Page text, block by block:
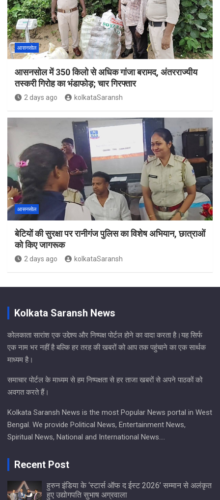
आसनसोल
आसनसोल में 350 किलो से अधिक गांजा बरामद, अंतरराज्यीय
तस्करी गिरोह का भंडाफोड़; चार गिरफ्तार
2 days ago kolkataSaransh
आसनसोल
बेटियों की सुरक्षा पर रानीगंज पुलिस का विशेष अभियान, छात्राओं
को किए जागरूक
2 days ago kolkataSaransh
Kolkata Saransh News
कोलकाता सारांश एक उद्देश्य और निष्पक्ष पोर्टल होने का वादा करता है।यह सिर्फ
एक नाम भर नहीं है बल्कि हर तरह की खबरों को आप तक पहुंचाने का एक सार्थक
माध्यम है।
समाचार पोर्टल के माध्यम से हम निष्पक्षता से हर ताजा खबरों से अपने पाठकों को
अवगत करते हैं।
Kolkata Saransh News is the most Popular News portal in West
Bengal. We provide Political News, Entertainment News,
Spiritual News, National and International News….
Recent Post
हुरुन इंडिया के ‘स्टार्स ऑफ द ईस्ट 2026’ सम्मान से अलंकृत
हुए उद्योगपति सुभाष अग्रवाला